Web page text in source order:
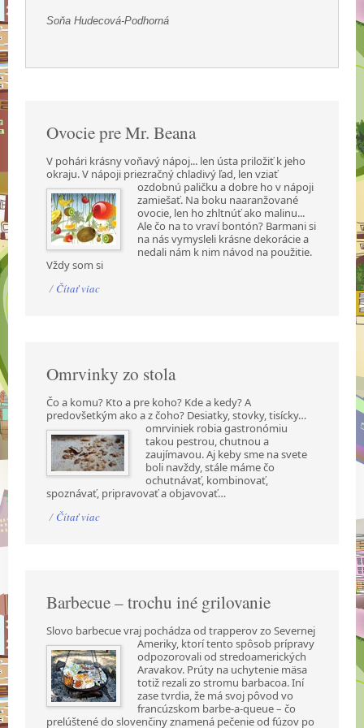
Soňa Hudecová-Podhorná
Ovocie pre Mr. Beana
V pohári krásny voňavý nápoj... len ústa priložiť k jeho
okraju. V nápoji priezračný chladivý ľad, len vziať
ozdobnú paličku a dobre ho v nápoji
zamiešať. Na boku naaranžované
ovocie, len ho zhltnúť ako malinu...
Ale čo na to vraví bontón? Barmani si
na nás vymysleli krásne dekorácie a
nedali nám k nim návod na použitie.
Vždy som si
/ Čítať viac
Omrvinky zo stola
Čo a komu? Kto a pre koho? Kde a kedy? A
predovšetkým ako a z čoho? Desiatky, stovky,tisícky…
omrviniek robia gastronómiu
takou pestrou, chutnou a
zaujímavou. Aj keby sme na svete
boli navždy, stále máme čo
ochutnávať, kombinovať,
spoznávať, pripravovať a objavovať…
/ Čítať viac
Barbecue – trochu iné grilovanie
Slovo barbecue vraj pochádza od trapperov zo Severnej
Ameriky, ktorí tento spôsob prípravy
odpozorovali od stredoamerických
Aravakov. Prúty na uchytenie mäsa
totiž rezali zo stromu barbacoa. Iní
zase tvrdia, že má svoj pôvod vo
francúzskom barbe-a-queue – čo
prelúštené do slovenčiny znamená pečenie od fúzov po